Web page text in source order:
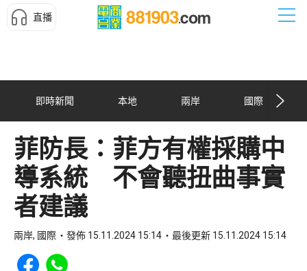
直播
即時新聞 本地 兩岸 國際
菲防長：菲方有權採購中
導系統 不會聽扭曲事實
者建議
兩岸, 國際 發佈 15.11.2024 15:14 最後更新 15.11.2024 15:14
Share to Facebook
Share to WhatsApp